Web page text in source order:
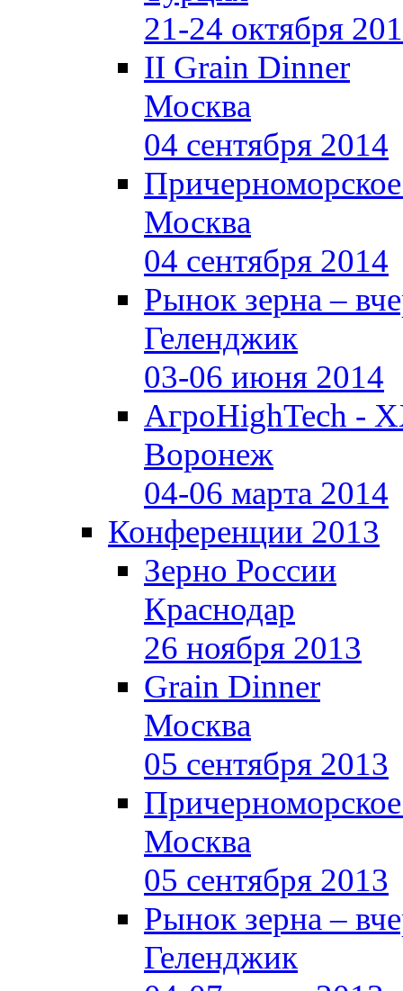
21-24 октября
II Grain Dinner
Москва
04 сентября 2014
Москва
04 сентября 2014
Рынок зерна –
Геленджик
03-06 июня 2014
АгроHighTech -
Воронеж
04-06 марта 2014
Конференции 2013
Зерно России
Краснодар
26 ноября 2013
Grain Dinner
Москва
05 сентября 2013
Москва
05 сентября 2013
Рынок зерна –
Геленджик